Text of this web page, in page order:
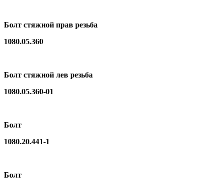
Болт стяжной прав резьба
1080.05.360
Болт стяжной лев резьба
1080.05.360-01
Болт
1080.20.441-1
Болт